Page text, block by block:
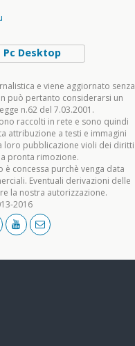
Pc Desktop
e viene aggiornato senza
può pertanto considerarsi un
n.62 del 7.03.2001.
raccolti in rete e sono quindi
attribuzione a testi e immagini
loro pubblicazione violi dei diritti
pronta rimozione.
concessa purchè venga data
Eventuali derivazioni delle
la nostra autorizzazione.
2016